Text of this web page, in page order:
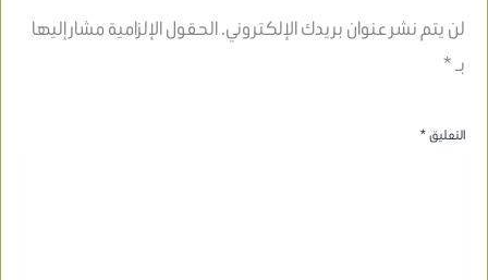
لن يتم نشر عنوان بريدك الإلكتروني.الحقول الإلزامية مشار إليها
بـ*
التعليق*